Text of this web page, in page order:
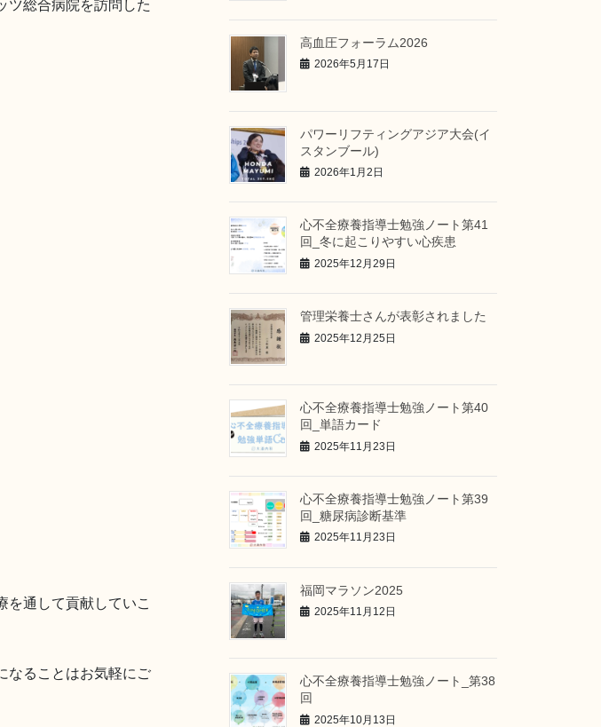
ツ総合病院を訪問した
を通して貢献していこ
なることはお気軽にご
高血圧フォーラム2026
2026年5月17日
パワーリフティングアジア大会(イ
スタンブール)
2026年1月2日
心不全療養指導士勉強ノート第41
回_冬に起こりやすい心疾患
2025年12月29日
管理栄養士さんが表彰されました
2025年12月25日
心不全療養指導士勉強ノート第40
回_単語カード
2025年11月23日
心不全療養指導士勉強ノート第39
回_糖尿病診断基準
2025年11月23日
福岡マラソン2025
2025年11月12日
心不全療養指導士勉強ノート_第38
回
2025年10月13日